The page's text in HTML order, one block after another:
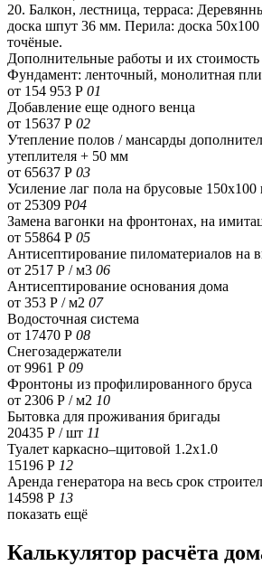
20. Балкон, лестница, терраса:
доска шпут 36 мм. Перила: доска
точёные.
Дополнительные работы и их стоимость
Фундамент: ленточный, монолитная
от 154 953 Р 01
Добавление еще одного венца
от 15637 Р 02
Утепление полов / мансарды
утеплителя + 50 мм
от 65637 Р 03
Усиление лаг пола на брусовые 150х100
от 25309 Р04
Замена вагонки на фронтонах, на
от 55864 Р 05
Антисептирование пиломатериалов на
от 2517 Р / м3 06
Антисептирование основания дома
от 353 Р / м2 07
Водосточная система
от 17470 Р 08
Снегозадержатели
от 9961 Р 09
Фронтоны из профилированного бруса
от 2306 Р / м2 10
Бытовка для проживания бригады
20435 Р / шт 11
Туалет каркасно–щитовой 1.2х1.0
15196 Р 12
Аренда генератора на весь срок
14598 Р 13
показать ещё
Калькулятор расчёта